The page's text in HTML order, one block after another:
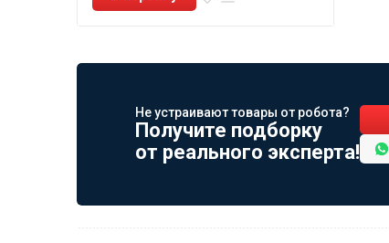
Не устраивают товары от робота?
Получите подборку
от реального эксперта!